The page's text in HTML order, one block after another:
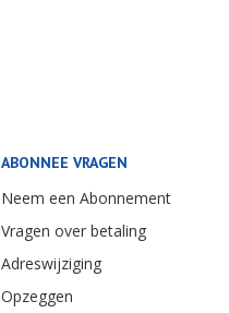
ABONNEE VRAGEN
Neem een Abonnement
Vragen over betaling
Adreswijziging
Opzeggen